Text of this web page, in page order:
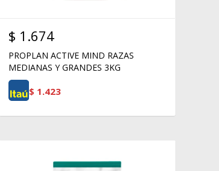
$ 1.674
PROPLAN ACTIVE MIND RAZAS
MEDIANAS Y GRANDES 3KG
$ 1.423